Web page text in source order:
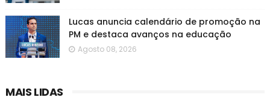
Lucas anuncia calendário de promoção na
PM e destaca avanços na educação
Agosto 08, 2026
MAIS LIDAS